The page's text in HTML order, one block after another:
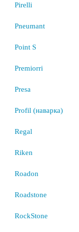
Pirelli
Pneumant
Point S
Premiorri
Presa
Profil (наварка)
Regal
Riken
Roadon
Roadstone
RockStone